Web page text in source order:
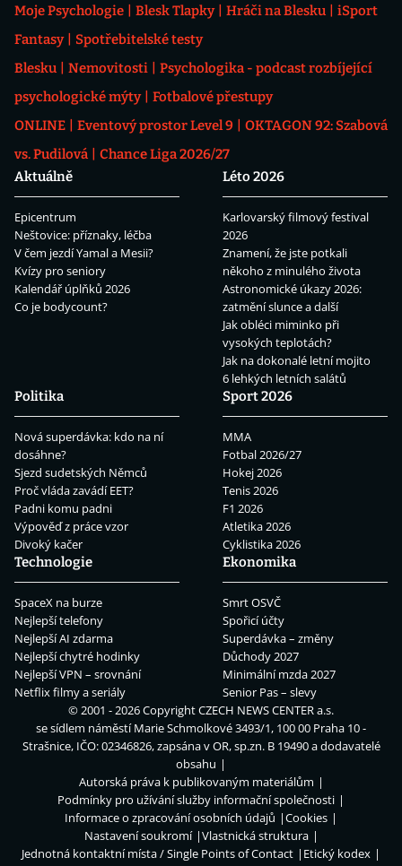
Moje Psychologie Blesk Tlapky Hráči na Blesku
iSport
Fantasy
Spotřebitelské testy
Blesku
Nemovitosti
Psychologika - podcast rozbíjející
psychologické mýty
Fotbalové přestupy
ONLINE
Eventový prostor Level 9
OKTAGON 92: Szabová
vs. Pudilová
Chance Liga 2026/27
Aktuálně
Epicentrum
Neštovice: příznaky, léčba
V čem jezdí Yamal a Mesii?
Kvízy pro seniory
Kalendář úplňků 2026
Co je bodycount?
Léto 2026
Karlovarský filmový festival
2026
Znamení, že jste potkali
někoho z minulého života
Astronomické úkazy 2026:
zatmění slunce a další
Jak obléci miminko při
vysokých teplotách?
Jak na dokonalé letní mojito
6 lehkých letních salátů
Politika
Nová superdávka: kdo na ní
dosáhne?
Sjezd sudetských Němců
Proč vláda zavádí EET?
Padni komu padni
Výpověď z práce vzor
Divoký kačer
Sport 2026
MMA
Fotbal 2026/27
Hokej 2026
Tenis 2026
F1 2026
Atletika 2026
Cyklistika 2026
Technologie
SpaceX na burze
Nejlepší telefony
Nejlepší AI zdarma
Nejlepší chytré hodinky
Nejlepší VPN – srovnání
Netflix filmy a seriály
Ekonomika
Smrt OSVČ
Spořicí účty
Superdávka – změny
Důchody 2027
Minimální mzda 2027
Senior Pas – slevy
© 2001 - 2026 CopyrightCZECH NEWS CENTER a.s.
se sídlem náměstí Marie Schmolkové 3493/1, 100 00 Praha 10 -
Strašnice, IČO: 02346826, zapsána v OR, sp.zn. B 19490 a dodavatelé
obsahu
Autorská práva k publikovaným materiálům
Podmínky pro užívání služby informační společnosti
Informace o zpracování osobních údajů
Cookies
Nastavení soukromí
Vlastnická struktura
Jednotná kontaktní místa / Single Points of Contact
Etický kodex